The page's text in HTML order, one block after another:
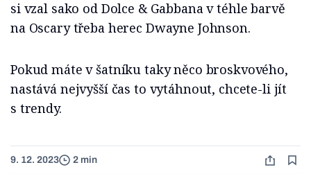
si vzal sako od Dolce & Gabbana v téhle barvě
na Oscary třeba herec Dwayne Johnson.
Pokud máte v šatníku taky něco broskvového,
nastává nejvyšší čas to vytáhnout, chcete-li jít
s trendy.
9. 12. 2023 2 min